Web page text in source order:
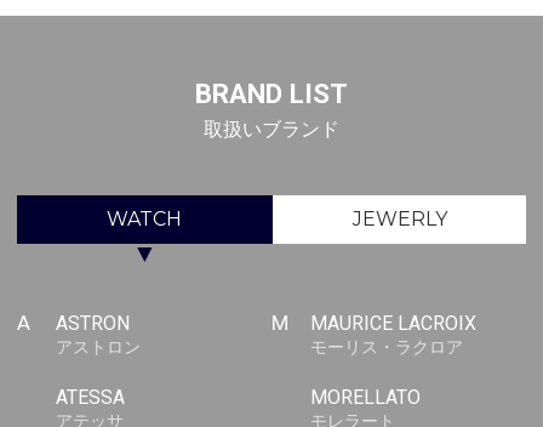
BRAND LIST
取扱いブランド
WATCH JEWERLY
▼
A ASTRON
アストロン
ATESSA
アテッサ
M MAURICE LACROIX
モーリス・ラクロア
MORELLATO
モレラート